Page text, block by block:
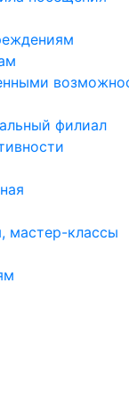
филиал
мастер-классы